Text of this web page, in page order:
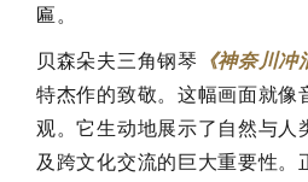
匾。
贝森朵夫三角钢琴 《神奈川冲
特杰作的致敬。这幅画面就像
观。它生动地展示了自然与人
及跨文化交流的巨大重要性。